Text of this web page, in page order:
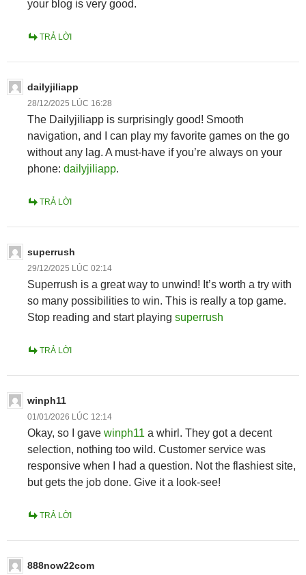
your blog is very good.
TRẢ LỜI
dailyjiliapp
28/12/2025 LÚC 16:28
The Dailyjiliapp is surprisingly good! Smooth
navigation, and I can play my favorite games on the go
without any lag. A must-have if you’re always on your
phone: dailyjiliapp.
TRẢ LỜI
superrush
29/12/2025 LÚC 02:14
Superrush is a great way to unwind! It’s worth a try with
so many possibilities to win. This is really a top game.
Stop reading and start playing superrush
TRẢ LỜI
winph11
01/01/2026 LÚC 12:14
Okay, so I gave winph11 a whirl. They got a decent
selection, nothing too wild. Customer service was
responsive when I had a question. Not the flashiest site,
but gets the job done. Give it a look-see!
TRẢ LỜI
888now22com